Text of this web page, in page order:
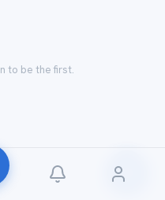
to be the first.